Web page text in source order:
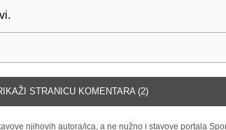
STRANICU KOMENTARA (2)
njihovih autora/ica, a ne nužno i stavove portala